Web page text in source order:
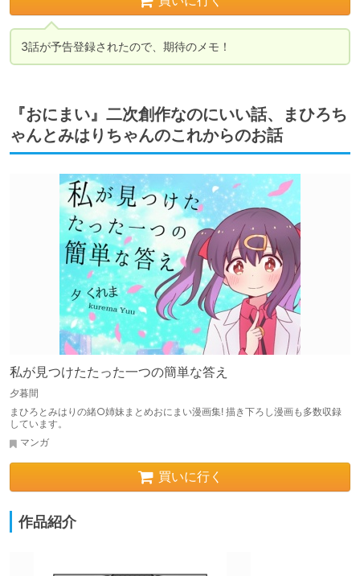
3話が予告登録されたので、期待のメモ！
『おにまい』二次創作なのにいい話、まひろち
ゃんとみはりちゃんのこれからのお話
私が見つけたたった一つの簡単な答え
夕暮間
まひろとみはりの緒○姉妹まとめおにまい漫画集! 描き下ろし漫画も多数収録
しています。
マンガ
買いに行く
作品紹介